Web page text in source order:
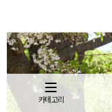
카테고리